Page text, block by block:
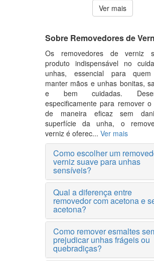
Ver mais
Sobre Removedores de
Os removedores de verniz
produto indispensável no
unhas, essencial para
manter mãos e unhas bonitas,
e bem cuidadas.
especificamente para remover o
de maneira eficaz sem
superfície da unha, o
verniz é oferec... Ver mais
Como escolher um
verniz suave para unhas
sensíveis?
Qual a diferença entre
removedor com acetona e
acetona?
Como remover esmaltes
prejudicar unhas frágeis ou
quebradiças?